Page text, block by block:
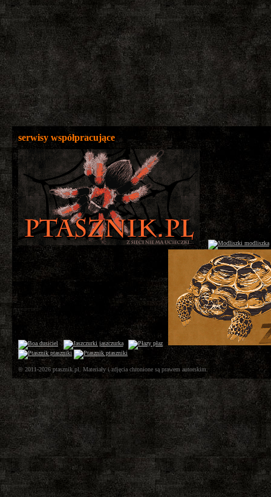
serwisy współpracujące
© 2011-2026 ptasznik.pl. Materiały i zdjęcia chronione są prawem autorskim.